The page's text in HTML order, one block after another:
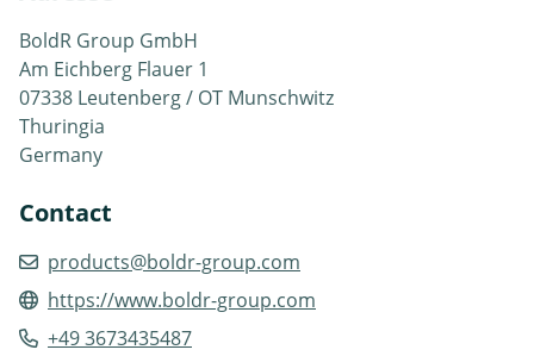
BoldR Group GmbH
Am Eichberg Flauer 1
07338 Leutenberg / OT Munschwitz
Thuringia
Germany
Contact
products@boldr-group.com
https://www.boldr-group.com
+49 3673435487